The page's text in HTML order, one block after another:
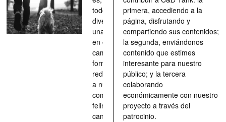
todo, un
divertimento,
una parada
en el
camino, una
forma de
redescubrir
a nuestros
compañeros
felinos y
caninos a
primera, accediendo a la
página, disfrutando y
compartiendo sus contenidos;
la segunda, enviándonos
contenido que estimes
interesante para nuestro
público; y la tercera
colaborando
económicamente con nuestro
proyecto a través del
patrocinio.